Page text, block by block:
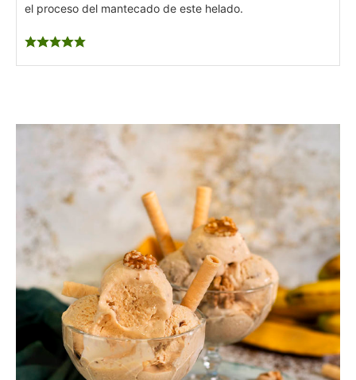
el proceso del mantecado de este helado.